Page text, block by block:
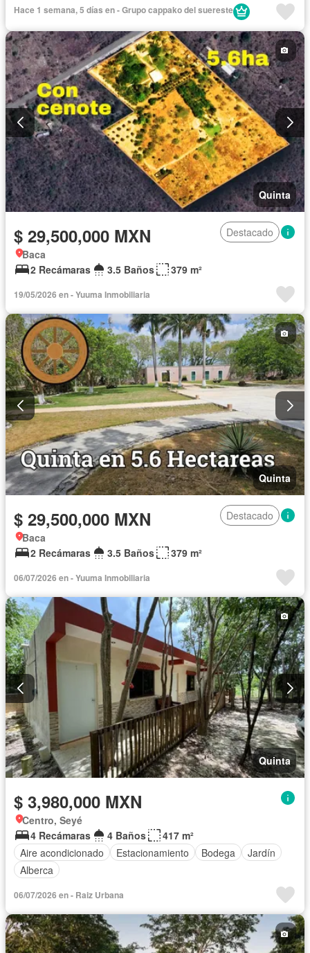
Hace 1 semana, 5 días en - Grupo cappako del suereste
Quinta
$ 29,500,000 MXN
Destacado
Baca
2 Recámaras
3.5 Baños 379 m²
19/05/2026 en - Yuuma Inmobiliaria
Quinta
$ 29,500,000 MXN
Destacado
Baca
2 Recámaras
3.5 Baños 379 m²
06/07/2026 en - Yuuma Inmobiliaria
Quinta
$ 3,980,000 MXN
Centro, Seyé
4 Recámaras
4 Baños
417 m²
Aire acondicionado
Estacionamiento Bodega
Jardín
Alberca
06/07/2026 en - Raiz Urbana